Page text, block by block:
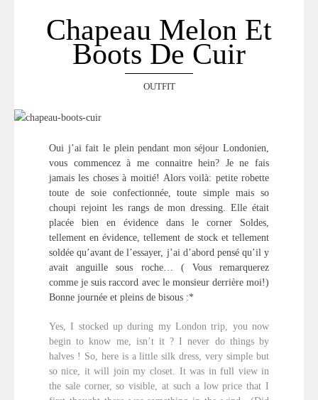
Chapeau Melon Et
Boots De Cuir
OUTFIT
Oui j’ai fait le plein pendant mon séjour Londonien,
vous commencez à me connaitre hein? Je ne fais
jamais les choses à moitié! Alors voilà: petite robette
toute de soie confectionnée, toute simple mais so
choupi rejoint les rangs de mon dressing. Elle était
placée bien en évidence dans le corner Soldes,
tellement en évidence, tellement de stock et tellement
soldée qu’avant de l’essayer, j’ai d’abord pensé qu’il y
avait anguille sous roche… ( Vous remarquerez
comme je suis raccord avec le monsieur derrière moi!)
Bonne journée et pleins de bisous :*
Yes, I stocked up during my London trip, you now
begin to know me, isn’t it ? I never do things by
halves ! So, here is a little silk dress, very simple but
so nice, it will join my closet. It was in full view in
the sale corner, so visible, at such a low price that I